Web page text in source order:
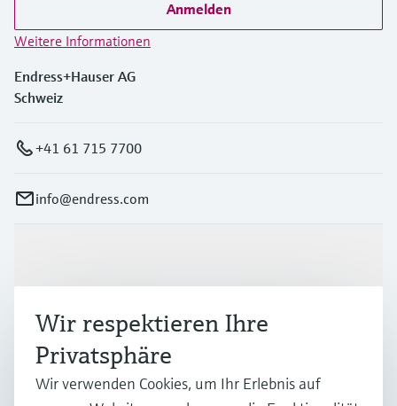
Anmelden
Weitere Informationen
Endress+Hauser AG
Schweiz
+41 61 715 7700
info@endress.com
Branchen
Support
Wir respektieren Ihre
Privatsphäre
Wir verwenden Cookies, um Ihr Erlebnis auf